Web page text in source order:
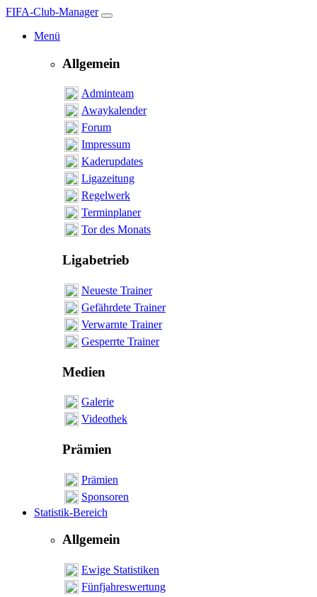
FIFA-Club-Manager
Menü
Allgemein
Adminteam
Awaykalender
Forum
Impressum
Kaderupdates
Ligazeitung
Regelwerk
Terminplaner
Tor des Monats
Ligabetrieb
Neueste Trainer
Gefährdete Trainer
Verwarnte Trainer
Gesperrte Trainer
Medien
Galerie
Videothek
Prämien
Prämien
Sponsoren
Statistik-Bereich
Allgemein
Ewige Statistiken
Fünfjahreswertung